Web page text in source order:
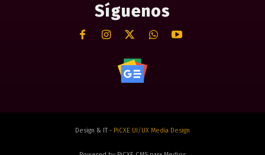
Síguenos
Design & IT - PiCXE UI/UX Media Design